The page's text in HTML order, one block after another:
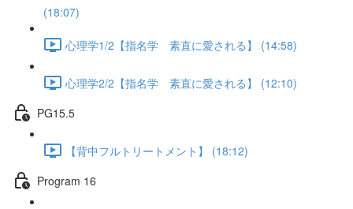
(18:07)
心理学1/2【指名学 素直に愛される】 (14:58)
心理学2/2【指名学 素直に愛される】 (12:10)
PG15.5
【背中フルトリートメント】 (18:12)
Program 16